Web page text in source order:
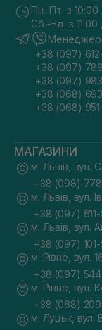
Пн.-Пт. з 10:00
Сб.-Нд. з 11:00
Менеджер
+38 (097)
+38 (097)
+38 (097)
+38 (068)
+38 (068)
МАГАЗИНИ
м. Львів, вул.
+38 (098)
м. Львів, вул.
+38 (097)
м. Львів, вул.
+38 (097)
м. Рівне, вул.
+38 (097)
м. Рівне, вул.
+38 (068)
м. Луцьк, вул.